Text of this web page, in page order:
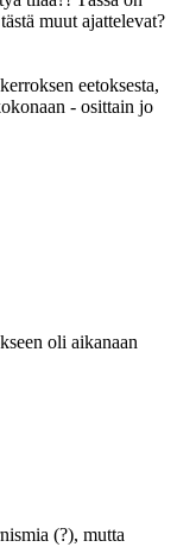
muut ajattelevat?
eetoksesta,
- osittain jo
oli aikanaan
(?), mutta